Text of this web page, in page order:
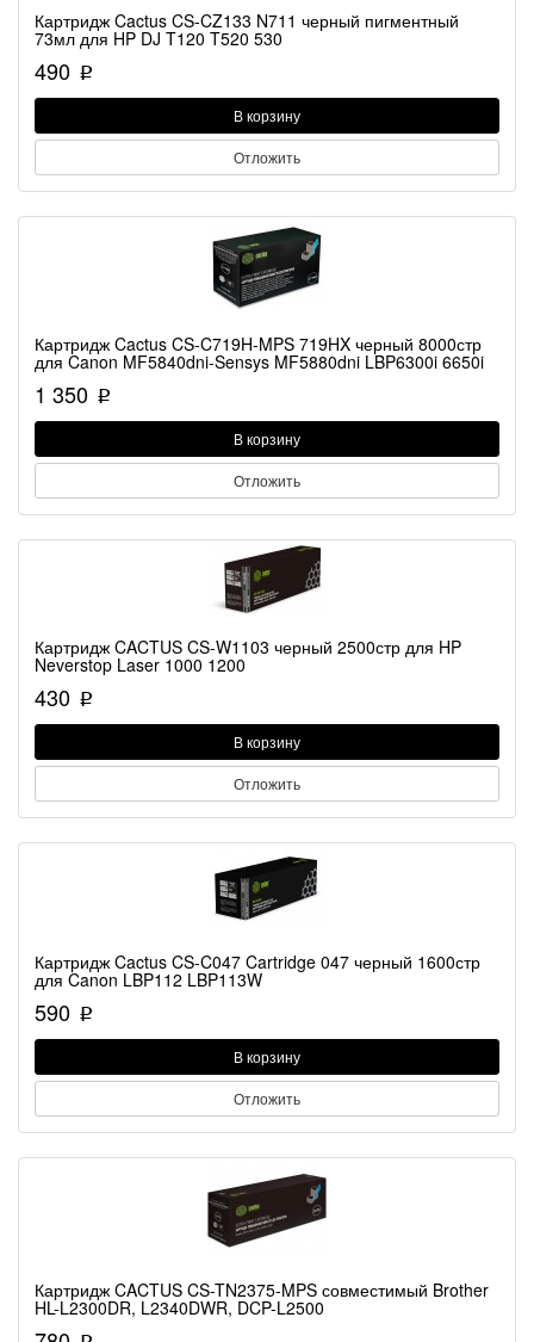
Картридж Cactus CS-CZ133 N711 черный пигментный
73мл для HP DJ T120 T520 530
490 p
В корзину
Отложить
Картридж Cactus CS-C719H-MPS 719HX черный 8000стр
для Canon MF5840dni-Sensys MF5880dni LBP6300i 6650i
1 350 p
В корзину
Отложить
Картридж CACTUS CS-W1103 черный 2500стр для HP
Neverstop Laser 1000 1200
430 p
В корзину
Отложить
Картридж Cactus CS-C047 Cartridge 047 черный 1600стр
для Canon LBP112 LBP113W
590 p
В корзину
Отложить
Картридж CACTUS CS-TN2375-MPS совместимый Brother
HL-L2300DR, L2340DWR, DCP-L2500